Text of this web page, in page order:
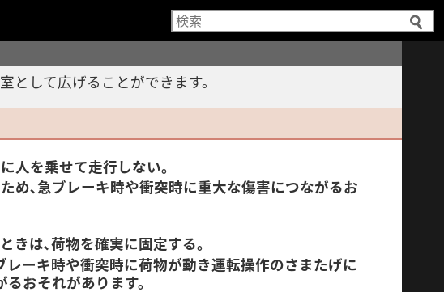
として広げることができます。
人を乗せて走行しない。
め､急ブレーキ時や衝突時に重大な傷害につながるお
きは､荷物を確実に固定する。
レーキ時や衝突時に荷物が動き運転操作のさまたげに
おそれがあります。